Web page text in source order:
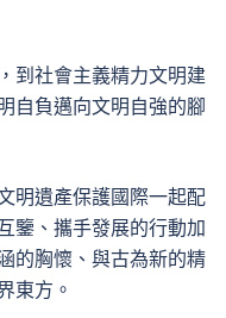
到社會主義精力文明建
自負邁向文明自強的腳
明遺產保護國際一起配
鑒、攜手發展的行動加
的胸懷、與古為新的精
東方。